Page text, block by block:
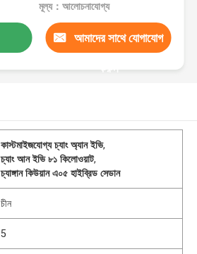
মূল্য：আলোচনাযোগ্য
আমাদের সাথে যোগাযোগ
করুন
কাস্টমাইজযোগ্য চ্যাং অ্যান ইভি,
চ্যাং আন ইভি ৮১ কিলোওয়াট,
চ্যাঙ্গান কিউয়ান এ০৫ হাইব্রিড সেডান
চীন
5